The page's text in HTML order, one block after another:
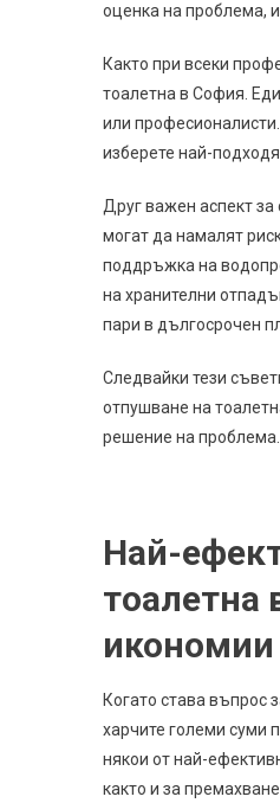
оценка на проблема,
Както при всеки
тоалетна в София.
или
изберете най-
Друг важен аспект
могат да намалят
поддръжка на
на хранителни
пари в дългосрочен
Следвайки тези
отпушване на
решение на проблема.
Най-
икономии
Когато става въпрос
харчите големи суми
някои от най-
както и за